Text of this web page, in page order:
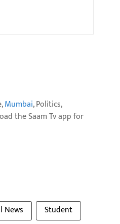
Mumbai, Politics,
the Saam Tv app for
News Student